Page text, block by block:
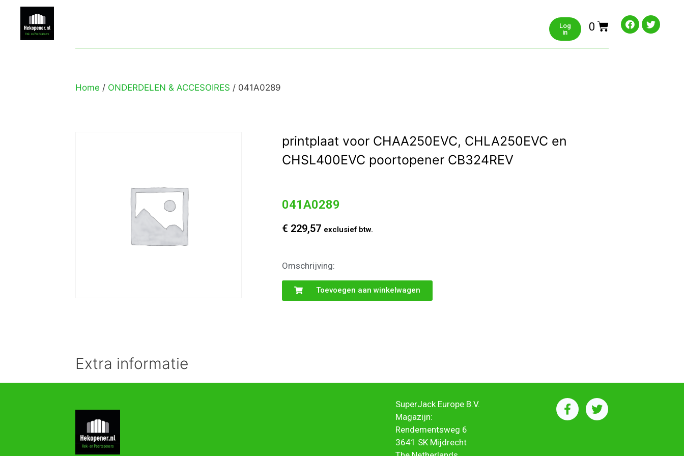
Log
in
0
Home / ONDERDELEN & ACCESOIRES / 041A0289
printplaat voor CHAA250EVC, CHLA250EVC en
CHSL400EVC poortopener CB324REV
041A0289
€ 229,57 exclusief btw.
Omschrijving:
Toevoegen aan winkelwagen
Extra informatie
SuperJack Europe B.V.
Magazijn:
Rendementsweg 6
3641 SK Mijdrecht